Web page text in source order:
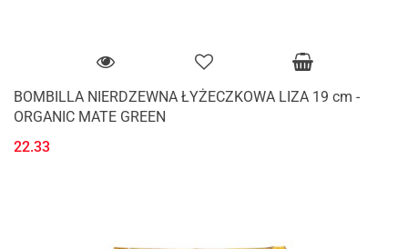
BOMBILLA NIERDZEWNA ŁYŻECZKOWA LIZA 19 cm -
ORGANIC MATE GREEN
22.33